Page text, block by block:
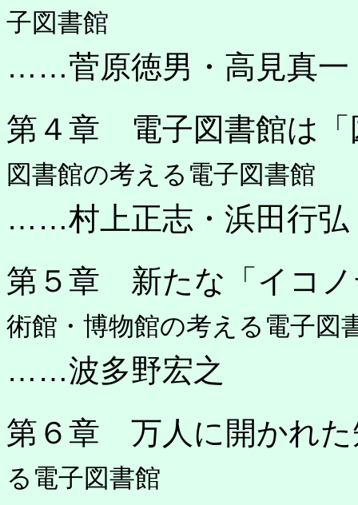
子図書館
……菅原徳男・高見真一
第４章 電子図書館は「
図書館の考える電子図書館
……村上正志・浜田行弘
第５章 新たな「イコノ
術館・博物館の考える電子図
……波多野宏之
第６章 万人に開かれた
る電子図書館